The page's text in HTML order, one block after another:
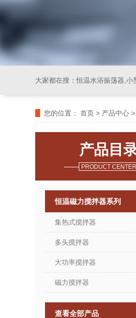
大家都在搜：恒温水浴振荡器,小
您的位置： 首页 > 产品中心
产品目
PRODUCT CENTER
恒温磁力搅拌器系列
集热式搅拌器
多头搅拌器
大功率搅拌器
磁力搅拌器
查看全部产品